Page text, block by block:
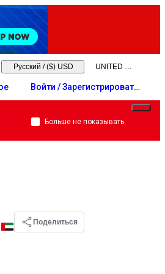
Русский / ($) USD
Войти / Зарегистрировать
ся
Больше не показывать
Поделиться